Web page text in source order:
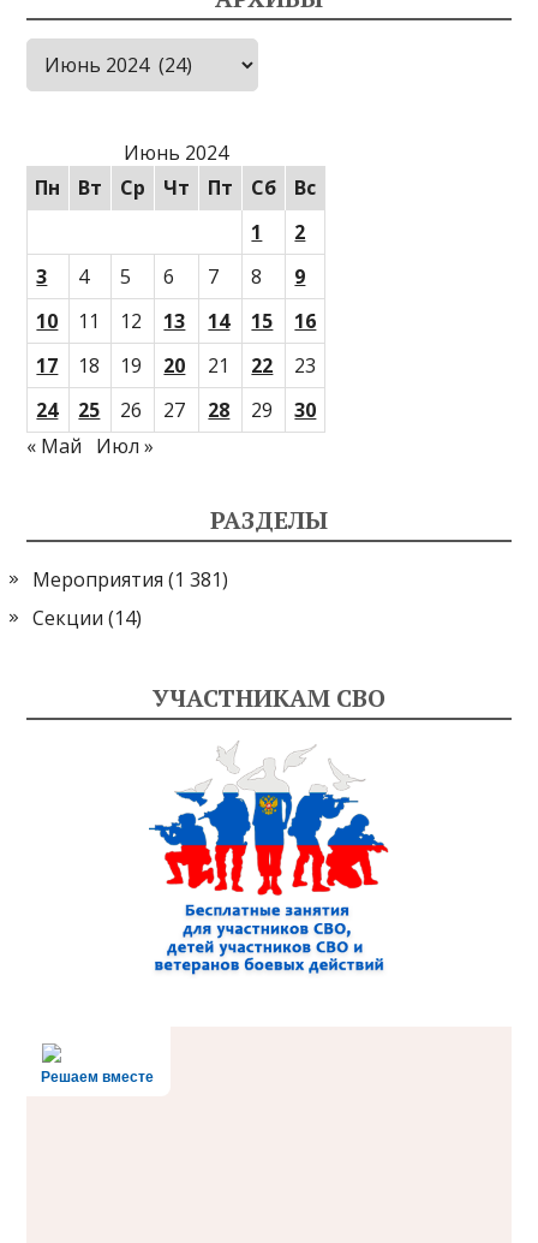
Архивы
Июнь 2024
Пн
Вт Ср Чт Пт Сб
Вс
1
2
3
4 5 6 7 8
9
10
11 12 13 14 15
16
17
18 19 20 21 22
23
24
25 26 27 28 29
30
« Май
Июл »
РАЗДЕЛЫ
Мероприятия (1 381)
Секции (14)
УЧАСТНИКАМ СВО
Решаем вместе